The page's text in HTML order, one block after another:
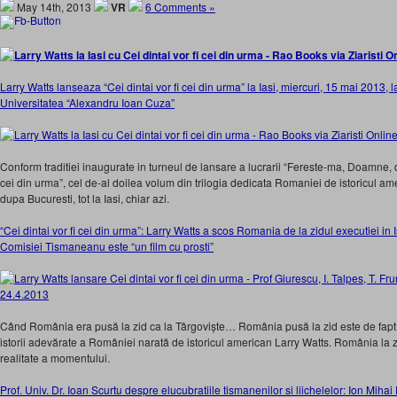
May 14th, 2013 VR 6 Comments »
Larry Watts lanseaza “Cei dintai vor fi cei din urma” la Iasi, miercuri, 15 mai 2013,
Universitatea “Alexandru Ioan Cuza”
Conform traditiei inaugurate in turneul de lansare a lucrarii “Fereste-ma, Doamne,
cei din urma”, cel de-al doilea volum din trilogia dedicata Romaniei de istoricul
dupa Bucuresti, tot la Iasi, chiar azi.
“Cei dintai vor fi cei din urma”: Larry Watts a scos Romania de la zidul executiei
Comisiei Tismaneanu este “un film cu prosti”
Când România era pusă la zid ca la Târgoviște… România pusă la zid este de
istorii adevărate a României narată de istoricul american Larry Watts. România la
realitate a momentului.
Prof. Univ. Dr. Ioan Scurtu despre elucubratiile tismanenilor si liichelelor: Ion